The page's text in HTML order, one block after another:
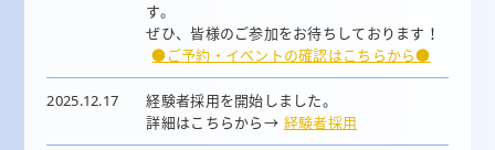
す。
ぜひ、皆様のご参加をお待ちしております！
●ご予約・イベントの確認はこちらから●
2025.12.17
経験者採用を開始しました。
詳細はこちらから→ 経験者採用